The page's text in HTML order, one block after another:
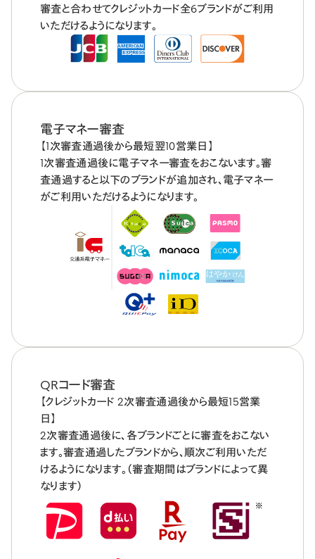
審査と合わせてクレジットカード全6ブランドがご利用
いただけるようになります。
電子マネー審査
【1次審査通過後から最短翌10営業日】
1次審査通過後に電子マネー審査をおこないます。審
査通過すると以下のブランドが追加され、電子マネー
がご利用いただけるようになります。
QRコード審査
【クレジットカード 2次審査通過後から最短15営業
日】
2次審査通過後に、各ブランドごとに審査をおこない
ます。審査通過したブランドから、順次ご利用いただ
けるようになります。（審査期間はブランドによって異
なります）